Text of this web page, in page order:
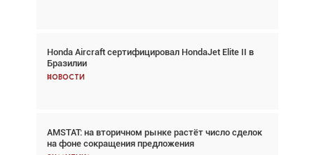
Honda Aircraft сертифицировал HondaJet Elite II в
Бразилии
Новости
AMSTAT: на вторичном рынке растёт число сделок
на фоне сокращения предложения
Авиационный фотограф Дэйв Кох: «Фотография
говорит сама за себя... а ИИ всё портит»
Новости
Проблемы с цепочками поставок сохраняются
Аналитика